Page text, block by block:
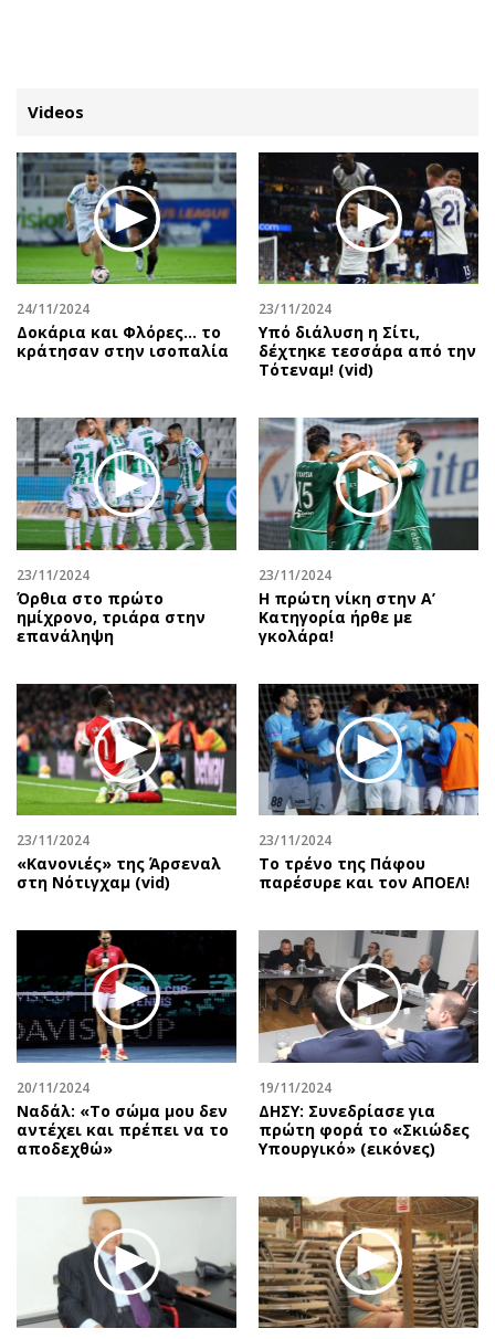
ΚΑΤΗΓΟΡΙΕΣ ΣΥΝΔΕΣΗ
Κύπρος
Παιδεία
Υγεία
Πολιτική
Βουλευτικές 2026
Προεδρικές 2023
Δημοσκοπήσεις
Διπλωματία
Αθλητισμός
Κύπρος
Ελλάδα
Διεθνή
Κληρώσεις Allwyn
Οικονομία
Real Estate
Επιχειρήσεις
Αγορές
Money Review
AstroBank Properties
Ενέργεια
Ναυτιλία
Περιβάλλον
Ελλάδα
Κόσμος
Παράξενα
Πολιτισμός
Σινεμά
Μουσική
Εικαστικά
Βιβλίο
Χειρόγραφα
Απόψεις
Αρθρογραφία
The Hill
Υγεία
Αγγελίες
Πωλούνται
Ζητούν εργασία
Θέσεις εργασίας
Geek
Νέα
Κινητά-tablets
Social
Αυτοκίνηση
Πολιτική
Οικονομία
Γενικά
Αναδρομές
Πρόσωπα
Περιβάλλον
Γυναίκα
Showbiz
Ταξίδια
Συνταγές
Έξοδος
Media
Εκπομπές
Wine routes
Uncut
Προσφορές
Προσωπικότητες στην ''Κ''
Επιστολές
Videos
24/11/2024
Δοκάρια και Φλόρες… το
κράτησαν στην ισοπαλία
23/11/2024
Υπό διάλυση η Σίτι,
δέχτηκε τεσσάρα από την
Τότεναμ! (vid)
23/11/2024
Όρθια στο πρώτο
ημίχρονο, τριάρα στην
επανάληψη
23/11/2024
Η πρώτη νίκη στην Α’
Κατηγορία ήρθε με
γκολάρα!
23/11/2024
«Κανονιές» της Άρσεναλ
στη Νότιγχαμ (vid)
23/11/2024
Το τρένο της Πάφου
παρέσυρε και τον ΑΠΟΕΛ!
20/11/2024
Ναδάλ: «Το σώμα μου δεν
αντέχει και πρέπει να το
αποδεχθώ»
19/11/2024
ΔΗΣΥ: Συνεδρίασε για
πρώτη φορά το «Σκιώδες
Υπουργικό» (εικόνες)